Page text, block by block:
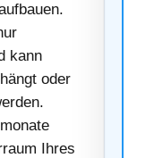
kann
oder
Ihres